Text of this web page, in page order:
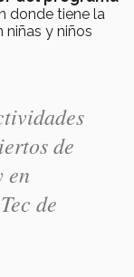
donde tiene la
y niños
de
en
de